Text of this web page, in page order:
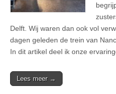
Delft. Wij waren dan ook vol
dagen geleden de trein van
In dit artikel deel ik onze
Lees meer →